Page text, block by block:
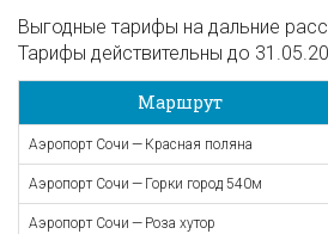
Выгодные тарифы на дальние
Тарифы действительны до
Маршрут
Аэропорт Сочи — Красная поляна
Аэропорт Сочи — Горки город 540м
Аэропорт Сочи — Роза хутор